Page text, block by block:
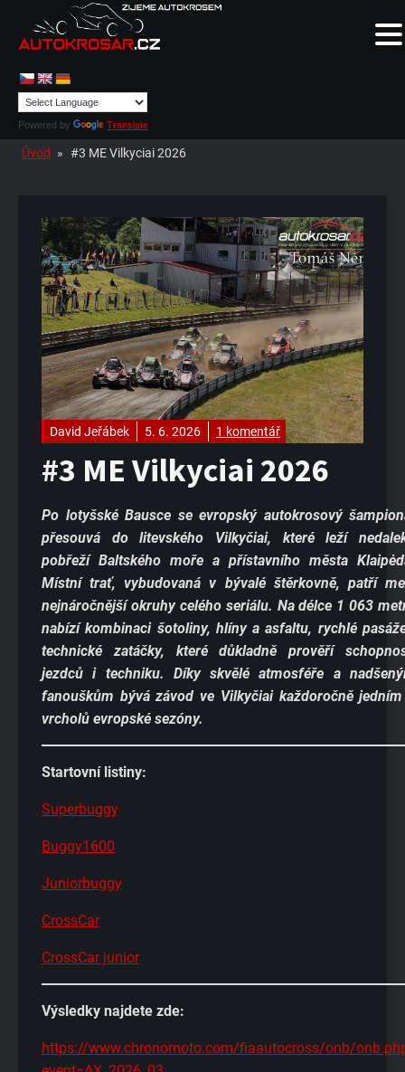
Powered by Translate
Úvod » #3 ME Vilkyciai 2026
David Jeřábek 5. 6. 2026 1 komentář
#3 ME Vilkyciai 2026
Po lotyšské Bausce se evropský autokrosový
přesouvá do litevského Vilkyčiai, které leží
pobřeží Baltského moře a přístavního města
Místní trať, vybudovaná v bývalé štěrkovně, patří
nejnáročnější okruhy celého seriálu. Na délce 1 063
nabízí kombinaci šotoliny, hlíny a asfaltu, rychlé
technické zatáčky, které důkladně prověří
jezdců i techniku. Díky skvělé atmosféře a
fanouškům bývá závod ve Vilkyčiai každoročně
vrcholů evropské sezóny.
Startovní listiny:
Superbuggy
Buggy1600
Juniorbuggy
CrossCar
CrossCar junior
Výsledky najdete zde:
https://www.chronomoto.com/fiaautocross/onb/